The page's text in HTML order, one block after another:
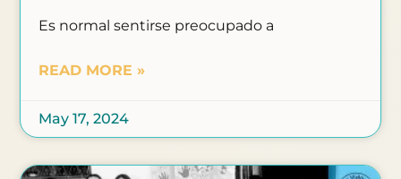
Es normal sentirse preocupado a
READ MORE »
May 17, 2024